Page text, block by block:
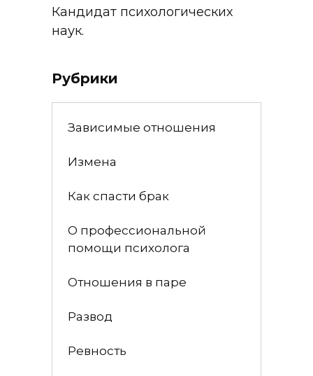
Кандидат психологических
наук.
Рубрики
Зависимые отношения
Измена
Как спасти брак
О профессиональной
помощи психолога
Отношения в паре
Развод
Ревность